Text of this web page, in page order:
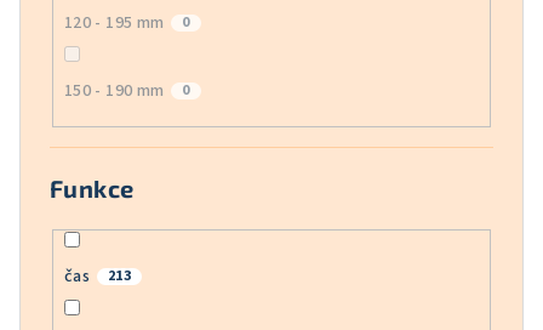
120 - 195 mm 0
150 - 190 mm 0
Funkce
čas 213